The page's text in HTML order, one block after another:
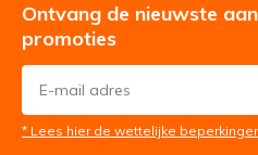
Ontvang de nieuwste
promoties
* Lees hier de wettelijke